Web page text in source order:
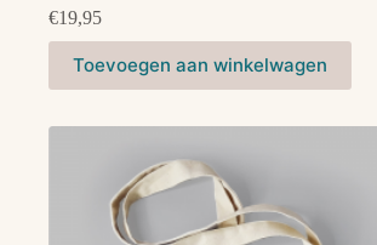
€19,95
Toevoegen aan winkelwagen